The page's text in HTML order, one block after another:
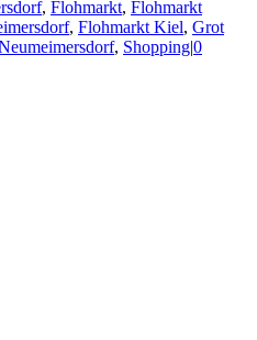
, Flohmarkt, Flohmarkt
, Flohmarkt Kiel, Grot
, Shopping|0